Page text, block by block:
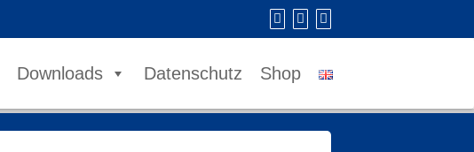
Downloads Datenschutz Shop